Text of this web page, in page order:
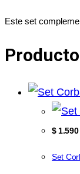
Este set
$1.590
Set